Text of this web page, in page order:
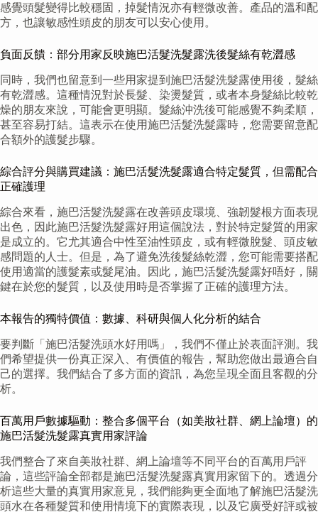
感覺頭髮變得比較穩固，掉髮情況亦有輕微改善。產品的溫和配
方，也讓敏感性頭皮的朋友可以安心使用。
負面反饋：部分用家反映施巴活髮洗髮露洗後髮絲有乾澀感
同時，我們也留意到一些用家提到施巴活髮洗髮露使用後，髮絲
有乾澀感。這種情況對於長髮、染燙髮質，或者本身髮絲比較乾
燥的朋友來說，可能會更明顯。髮絲沖洗後可能感覺不夠柔順，
甚至容易打結。這表示在使用施巴活髮洗髮露時，您需要留意配
合額外的護髮步驟。
綜合評分與購買建議：施巴活髮洗髮露適合特定髮質，但需配合
正確護理
綜合來看，施巴活髮洗髮露在改善頭皮環境、強韌髮根方面表現
出色，因此施巴活髮洗髮露好用這個說法，對於特定髮質的用家
是成立的。它尤其適合中性至油性頭皮，或有輕微脫髮、頭皮敏
感問題的人士。但是，為了避免洗後髮絲乾澀，您可能需要搭配
使用適當的護髮素或髮尾油。因此，施巴活髮洗髮露好唔好，關
鍵在於您的髮質，以及使用時是否掌握了正確的護理方法。
本報告的獨特價值：數據、科研與個人化分析的結合
要判斷「施巴活髮洗頭水好用嗎」，我們不僅止於表面評測。我
們希望提供一份真正深入、有價值的報告，幫助您做出最適合自
己的選擇。我們結合了多方面的資訊，為您呈現全面且客觀的分
析。
百萬用戶數據驅動：整合多個平台（如美妝社群、網上論壇）的
施巴活髮洗髮露真實用家評論
我們整合了來自美妝社群、網上論壇等不同平台的百萬用戶評
論，這些評論全部都是施巴活髮洗髮露真實用家留下的。透過分
析這些大量的真實用家意見，我們能夠更全面地了解施巴活髮洗
頭水在各種髮質和使用情境下的實際表現，以及它廣受好評或被